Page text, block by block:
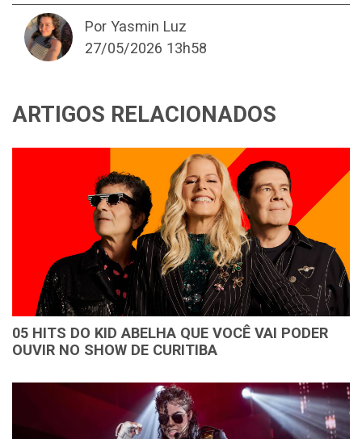
Por Yasmin Luz
27/05/2026 13h58
ARTIGOS RELACIONADOS
05 HITS DO KID ABELHA QUE VOCÊ VAI PODER
OUVIR NO SHOW DE CURITIBA